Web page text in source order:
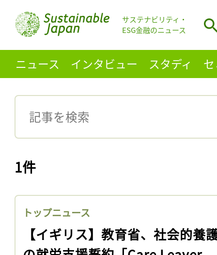
サステナビリティ・
ESG金融のニュース
ニュース インタビュー スタディ
1件
トップニュース
【イギリス】教育省、社会的養